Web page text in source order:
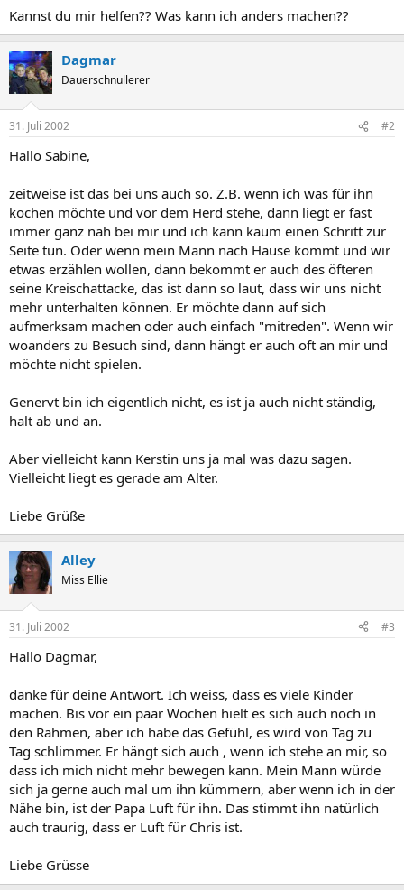
Kannst du mir helfen?? Was kann ich anders machen??
Dagmar
Dauerschnullerer
31. Juli 2002 #2
Hallo Sabine,
zeitweise ist das bei uns auch so. Z.B. wenn ich was für ihn
kochen möchte und vor dem Herd stehe, dann liegt er fast
immer ganz nah bei mir und ich kann kaum einen Schritt zur
Seite tun. Oder wenn mein Mann nach Hause kommt und wir
etwas erzählen wollen, dann bekommt er auch des öfteren
seine Kreischattacke, das ist dann so laut, dass wir uns nicht
mehr unterhalten können. Er möchte dann auf sich
aufmerksam machen oder auch einfach "mitreden". Wenn wir
woanders zu Besuch sind, dann hängt er auch oft an mir und
möchte nicht spielen.
Genervt bin ich eigentlich nicht, es ist ja auch nicht ständig,
halt ab und an.
Aber vielleicht kann Kerstin uns ja mal was dazu sagen.
Vielleicht liegt es gerade am Alter.
Liebe Grüße
Alley
Miss Ellie
31. Juli 2002 #3
Hallo Dagmar,
danke für deine Antwort. Ich weiss, dass es viele Kinder
machen. Bis vor ein paar Wochen hielt es sich auch noch in
den Rahmen, aber ich habe das Gefühl, es wird von Tag zu
Tag schlimmer. Er hängt sich auch , wenn ich stehe an mir, so
dass ich mich nicht mehr bewegen kann. Mein Mann würde
sich ja gerne auch mal um ihn kümmern, aber wenn ich in der
Nähe bin, ist der Papa Luft für ihn. Das stimmt ihn natürlich
auch traurig, dass er Luft für Chris ist.
Liebe Grüsse